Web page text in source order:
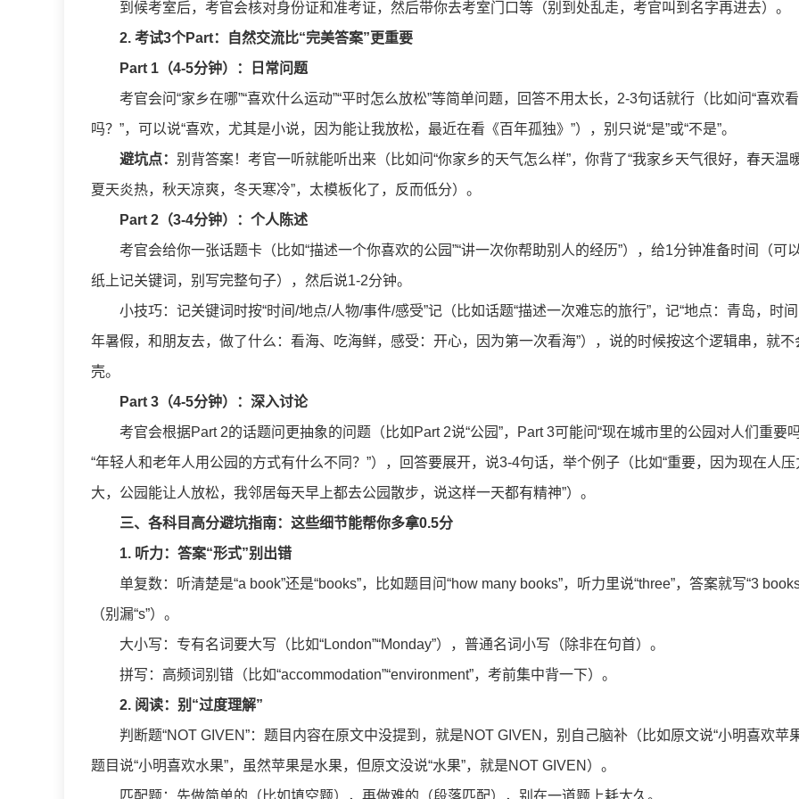
到候考室后，考官会核对身份证和准考证，然后带你去考室门口等（别到处乱走，考官叫到名字再进去）。
2. 考试3个Part：自然交流比“完美答案”更重要
Part 1（4-5分钟）：日常问题
考官会问“家乡在哪”“喜欢什么运动”“平时怎么放松”等简单问题，回答不用太长，2-3句话就行（比如问“喜欢
吗？”，可以说“喜欢，尤其是小说，因为能让我放松，最近在看《百年孤独》”），别只说“是”或“不是”。
避坑点： 别背答案！考官一听就能听出来（比如问“你家乡的天气怎么样”，你背了“我家乡天气很好，春天温暖
夏天炎热，秋天凉爽，冬天寒冷”，太模板化了，反而低分）。
Part 2（3-4分钟）：个人陈述
考官会给你一张话题卡（比如“描述一个你喜欢的公园”“讲一次你帮助别人的经历”），给1分钟准备时间（可
纸上记关键词，别写完整句子），然后说1-2分钟。
小技巧：记关键词时按“时间/地点/人物/事件/感受”记（比如话题“描述一次难忘的旅行”，记“地点：青岛，时
年暑假，和朋友去，做了什么：看海、吃海鲜，感受：开心，因为第一次看海”），说的时候按这个逻辑串，就不
壳。
Part 3（4-5分钟）：深入讨论
考官会根据Part 2的话题问更抽象的问题（比如Part 2说“公园”，Part 3可能问“现在城市里的公园对人们重要
“年轻人和老年人用公园的方式有什么不同？”），回答要展开，说3-4句话，举个例子（比如“重要，因为现在人压
大，公园能让人放松，我邻居每天早上都去公园散步，说这样一天都有精神”）。
三、各科目高分避坑指南：这些细节能帮你多拿0.5分
1. 听力：答案“形式”别出错
单复数：听清楚是“a book”还是“books”，比如题目问“how many books”，听力里说“three”，答案就写“3
（别漏“s”）。
大小写：专有名词要大写（比如“London”“Monday”），普通名词小写（除非在句首）。
拼写：高频词别错（比如“accommodation”“environment”，考前集中背一下）。
2. 阅读：别“过度理解”
判断题“NOT GIVEN”：题目内容在原文中没提到，就是NOT GIVEN，别自己脑补（比如原文说“小明喜欢苹果
题目说“小明喜欢水果”，虽然苹果是水果，但原文没说“水果”，就是NOT GIVEN）。
匹配题：先做简单的（比如填空题），再做难的（段落匹配），别在一道题上耗太久。